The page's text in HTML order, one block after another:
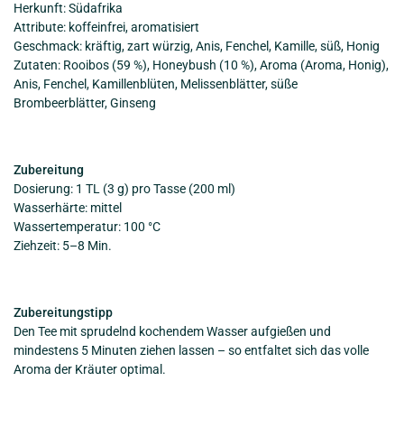
Herkunft: Südafrika
Attribute: koffeinfrei, aromatisiert
Geschmack: kräftig, zart würzig, Anis, Fenchel, Kamille, süß, Honig
Zutaten: Rooibos (59 %), Honeybush (10 %), Aroma (Aroma, Honig),
Anis, Fenchel, Kamillenblüten, Melissenblätter, süße
Brombeerblätter, Ginseng
Zubereitung
Dosierung: 1 TL (3 g) pro Tasse (200 ml)
Wasserhärte: mittel
Wassertemperatur: 100 °C
Ziehzeit: 5–8 Min.
Zubereitungstipp
Den Tee mit sprudelnd kochendem Wasser aufgießen und
mindestens 5 Minuten ziehen lassen – so entfaltet sich das volle
Aroma der Kräuter optimal.